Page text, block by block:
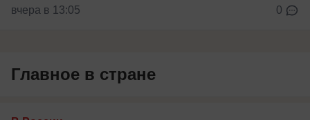
вчера в 13:05 0
Главное в стране